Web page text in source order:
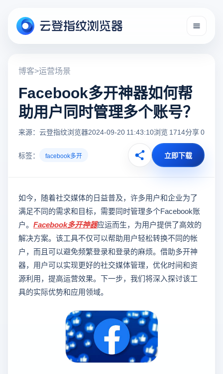
博客>运营场景
Facebook多开神器如何帮
助用户同时管理多个账号？
来源：云登指纹浏览器2024-09-20 11:43:10浏览 1714分享 0
标签： facebook多开 立即下载
如今，随着社交媒体的日益普及，许多用户和企业为了
满足不同的需求和目标，需要同时管理多个Facebook账
户。 Facebook多开神器应运而生，为用户提供了高效的
解决方案。该工具不仅可以帮助用户轻松转换不同的帐
户，而且可以避免频繁登录和登录的麻烦。借助多开神
器，用户可以实现更好的社交媒体管理，优化时间和资
源利用，提高运营效果。下一步，我们将深入探讨该工
具的实际优势和应用领域。